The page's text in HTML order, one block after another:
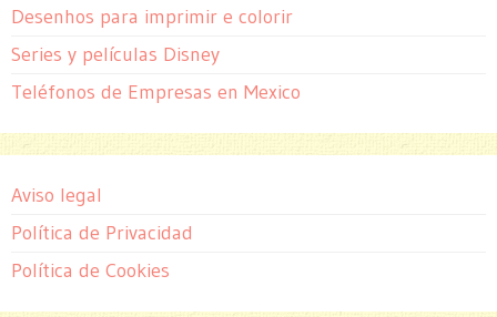
Desenhos para imprimir e colorir
Series y películas Disney
Teléfonos de Empresas en Mexico
Aviso legal
Política de Privacidad
Política de Cookies